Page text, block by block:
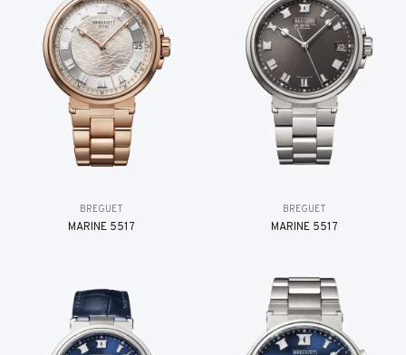
BREGUET
MARINE 5517
BREGUET
MARINE 5517